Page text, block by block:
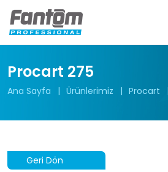
Procart 275
Ana Sayfa Ürünlerimiz Procart
Geri Dön